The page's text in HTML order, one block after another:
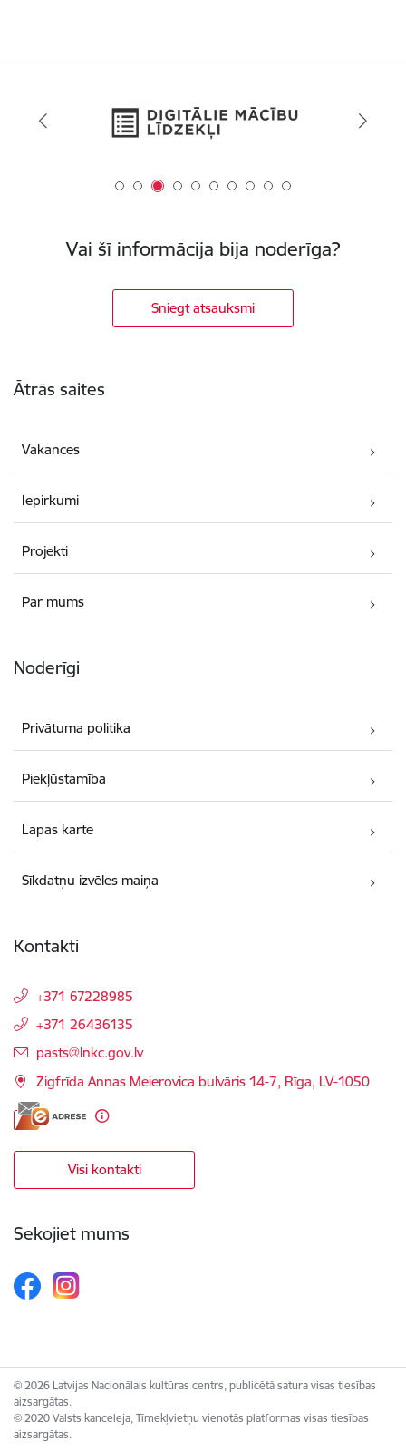
Vai šī informācija bija noderīga?
Sniegt atsauksmi
Ātrās saites
Vakances
Iepirkumi
Projekti
Par mums
Noderīgi
Privātuma politika
Piekļūstamība
Lapas karte
Sīkdatņu izvēles maiņa
Kontakti
+371 67228985
+371 26436135
E-pasts:
pasts@lnkc.gov.lv
Zigfrīda Annas Meierovica bulvāris 14-7, Rīga, LV-1050
Visi kontakti
Sekojiet mums
© 2026 Latvijas Nacionālais kultūras centrs, publicētā satura visas tiesības
aizsargātas.
© 2020 Valsts kanceleja, Tīmekļvietņu vienotās platformas visas tiesības
aizsargātas.